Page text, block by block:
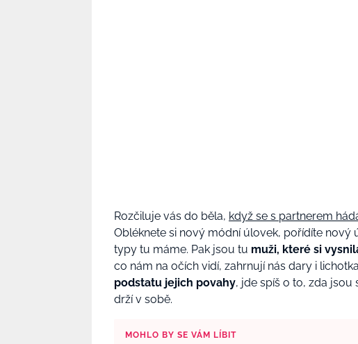
Rozčiluje vás do běla, když se s partnerem
Obléknete si nový módní úlovek, pořídíte nový
typy tu máme. Pak jsou tu muži, které si
co nám na očích vidí, zahrnují nás dary i
podstatu jejich povahy, jde spíš o to, zda
drží v sobě.
MOHLO BY SE VÁM LÍBIT